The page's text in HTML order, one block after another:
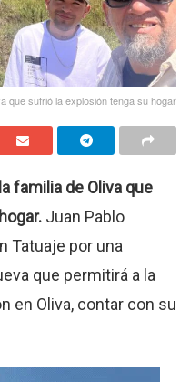
que sufrió la explosión tenga su hogar
familia de Oliva que
Juan Pablo
Tatuaje por una
que permitirá a la
en Oliva, contar con su